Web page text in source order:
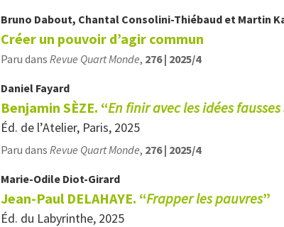
Bruno Dabout, Chantal Consolini-Thiébaud et Martin
Créer un pouvoir d’agir commun
Paru dans Revue Quart Monde, 276 | 2025/4
Daniel Fayard
Benjamin SÈZE. “En finir avec les idées
Éd. de l’Atelier, Paris, 2025
Paru dans Revue Quart Monde, 276 | 2025/4
Marie-Odile Diot-Girard
Jean-Paul DELAHAYE. “Frapper les pauvres”
Éd. du Labyrinthe, 2025